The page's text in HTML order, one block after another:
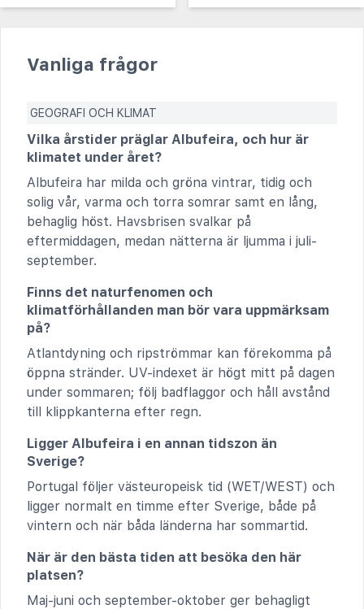
Vanliga frågor
GEOGRAFI OCH KLIMAT
Vilka årstider präglar Albufeira, och hur är
klimatet under året?
Albufeira har milda och gröna vintrar, tidig och
solig vår, varma och torra somrar samt en lång,
behaglig höst. Havsbrisen svalkar på
eftermiddagen, medan nätterna är ljumma i juli-
september.
Finns det naturfenomen och
klimatförhållanden man bör vara uppmärksam
på?
Atlantdyning och ripströmmar kan förekomma på
öppna stränder. UV-indexet är högt mitt på dagen
under sommaren; följ badflaggor och håll avstånd
till klippkanterna efter regn.
Ligger Albufeira i en annan tidszon än
Sverige?
Portugal följer västeuropeisk tid (WET/WEST) och
ligger normalt en timme efter Sverige, både på
vintern och när båda länderna har sommartid.
När är den bästa tiden att besöka den här
platsen?
Maj-juni och september-oktober ger behagligt